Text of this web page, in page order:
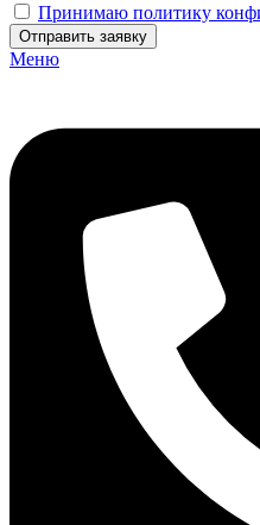
Принимаю политику
Отправить заявку
Меню